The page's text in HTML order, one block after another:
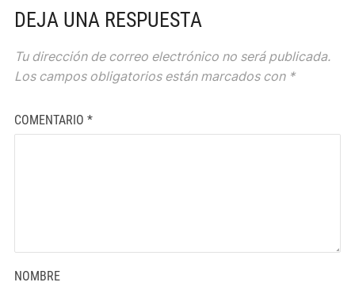
DEJA UNA RESPUESTA
Tu dirección de correo electrónico no será publicada.
Los campos obligatorios están marcados con *
COMENTARIO *
NOMBRE